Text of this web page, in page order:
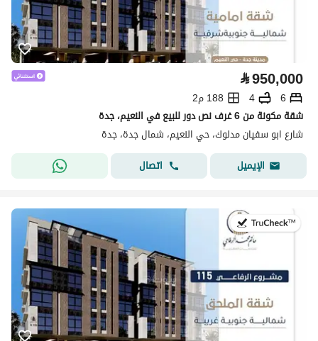
⃁950,000
6
4
188 م2
شقة مكونة من 6 غرف نص دور للبيع في النعيم، جدة
شارع ابو سفيان مدلوك، حي النعيم، شمال جدة، جدة
الإيميل
اتصال
في:28 يوليو 2026